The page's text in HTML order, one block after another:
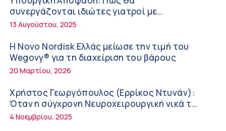
συμπληρώματα
7:38 πμ
Πυρκαγιά στη Δυτική Αττική: Οι κίνδυνοι για
τη δημόσια υγεία
7:16 πμ
Metropolitan Hospital: Στο επίκεντρο των
εξελίξεων για την Τεχνητή Νοημοσύνη και
την Ογκολογία
6:28 πμ
Παύλος Γιαννακόπουλος – ΒΙΑΝΕΞ
συνεργάζονται ιδιώτες γιατροί με
νοσοκομεία του δημοσίου συστήματος
13 Αυγούστου, 2025
Η Novo Nordisk Ελλάς μείωσε την τιμή του
Wegovy® για τη διαχείριση του βάρους
20 Μαρτίου, 2026
Χρήστος Γεωργόπουλος (Ερρίκος Ντυνάν):
Όταν η σύγχρονη Νευροχειρουργική νικά το
φόβο!
4 Νοεμβρίου, 2025